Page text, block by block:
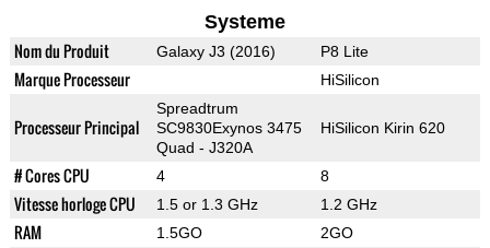
Systeme
Nom du Produit Galaxy J3 (2016) P8 Lite
Marque Processeur HiSilicon
Processeur Principal
Spreadtrum
SC9830Exynos 3475
Quad - J320A
HiSilicon Kirin 620
# Cores CPU 4 8
Vitesse horloge CPU 1.5 or 1.3 GHz 1.2 GHz
RAM 1.5GO 2GO